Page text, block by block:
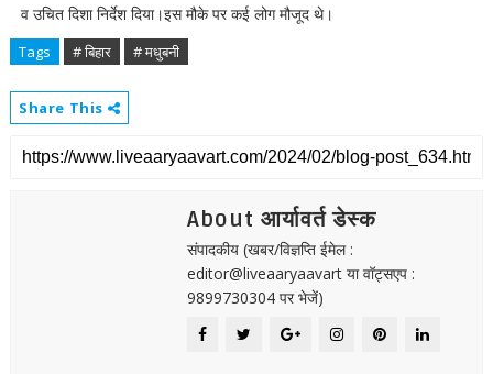
व उचित दिशा निर्देश दिया।इस मौके पर कई लोग मौजूद थे।
Tags # बिहार # मधुबनी
Share This
About आर्यावर्त डेस्क
संपादकीय (खबर/विज्ञप्ति ईमेल :
editor@liveaaryaavart या वॉट्सएप :
9899730304 पर भेजें)